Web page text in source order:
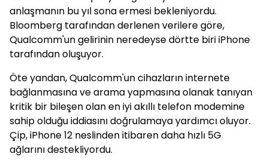
anlaşmanın bu yıl sona ermesi bekleniyordu.
Bloomberg tarafından derlenen verilere göre,
Qualcomm'un gelirinin neredeyse dörtte biri iPhone
tarafından oluşuyor.
Öte yandan, Qualcomm'un cihazların internete
bağlanmasına ve arama yapmasına olanak tanıyan
kritik bir bileşen olan en iyi akıllı telefon modemine
sahip olduğu iddiasını doğrulamaya yardımcı oluyor.
Çip, iPhone 12 neslinden itibaren daha hızlı 5G
ağlarını destekliyordu.